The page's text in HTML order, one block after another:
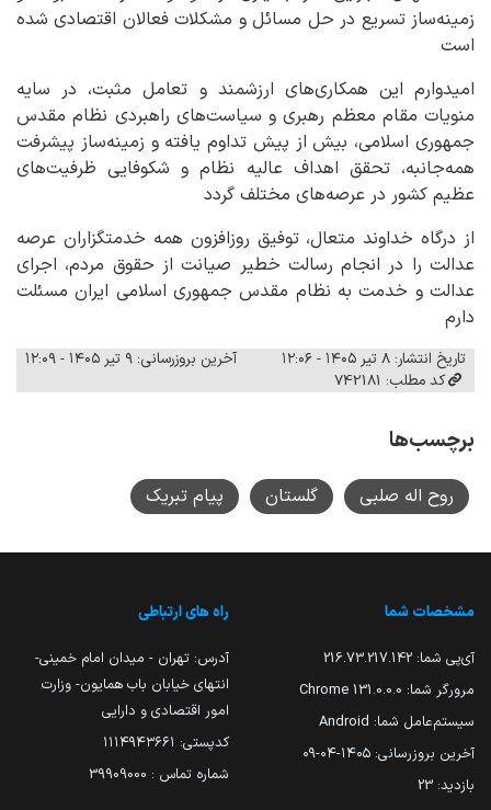
زمینه‌ساز تسریع در حل مسائل و مشکلات فعالان اقتصادی شده
است
امیدوارم این همکاری‌های ارزشمند و تعامل مثبت، در سایه
منویات مقام معظم رهبری و سیاست‌های راهبردی نظام مقدس
جمهوری اسلامی، بیش از پیش تداوم یافته و زمینه‌ساز پیشرفت
همه‌جانبه، تحقق اهداف عالیه نظام و شکوفایی ظرفیت‌های
عظیم کشور در عرصه‌های مختلف گردد
از درگاه خداوند متعال، توفیق روزافزون همه خدمتگزاران عرصه
عدالت را در انجام رسالت خطیر صیانت از حقوق مردم، اجرای
عدالت و خدمت به نظام مقدس جمهوری اسلامی ایران مسئلت
دارم
تاریخ انتشار: ۸ تیر ۱۴۰۵ - ۱۲:۰۶
آخرین بروزرسانی: ۹ تیر ۱۴۰۵ - ۱۲:۰۹
کد مطلب: 742181
برچسب‌ها
روح اله صلبی گلستان پیام تبریک
مشخصات شما
آی‌پی شما: 216.73.217.142
مرورگر شما: 131.0.0.0 Chrome
سیستم‌عامل شما: Android
آخرین بروزرسانی: ۱۴۰۵-۰۴-۰۹
بازدید: 23
راه های ارتباطی
آدرس: تهران - میدان امام خمینی-
انتهای خیابان باب همایون- وزارت
امور اقتصادی و دارایی
کدپستی: ۱۱۱۴۹۴۳۶۶۱
شماره تماس : 39909000